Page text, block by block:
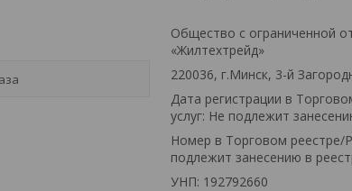
Общество с ограниченной
«Жилтехтрейд»
220036, г.Минск, 3-й
Дата регистрации в
услуг: Не подлежит
Номер в Торговом реестре/
подлежит занесению в
УНП: 192792660